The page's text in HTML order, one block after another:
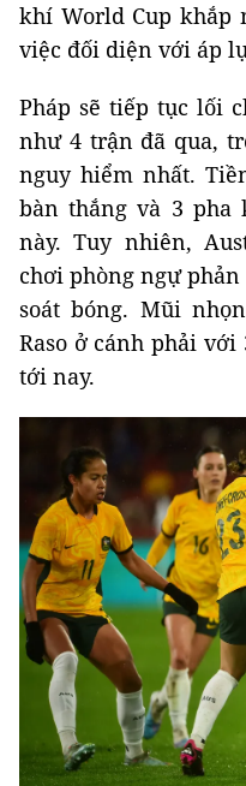
khí World Cup khắp
việc đối diện với áp
Pháp sẽ tiếp tục lối
như 4 trận đã qua,
nguy hiểm nhất.
bàn thắng và 3 pha
này. Tuy nhiên,
chơi phòng ngự
soát bóng. Mũi
Raso ở cánh phải
tới nay.